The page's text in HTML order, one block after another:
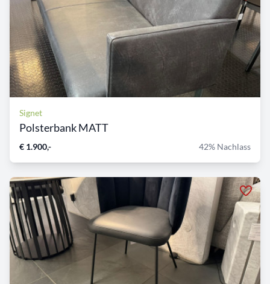
Signet
Polsterbank MATT
€ 1.900,- 42% Nachlass